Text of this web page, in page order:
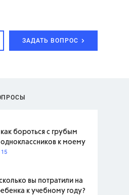
ЗАДАТЬ ВОПРОС
бороться с грубым
к моему
15
вы потратили на
к учебному году?